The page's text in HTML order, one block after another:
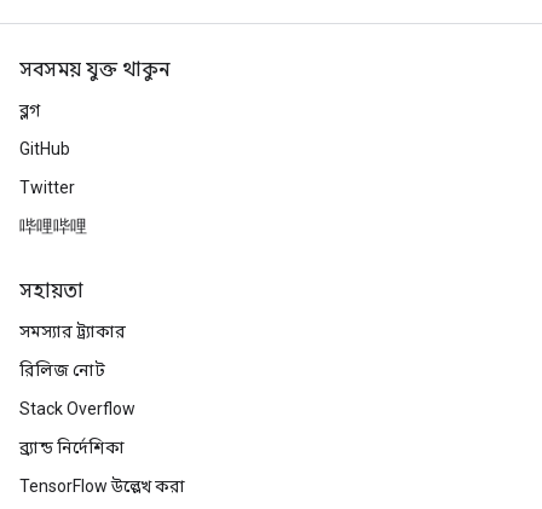
সবসময় যুক্ত থাকুন
ব্লগ
GitHub
Twitter
哔哩哔哩
সহায়তা
সমস্যার ট্র্যাকার
রিলিজ নোট
Stack Overflow
ব্র্যান্ড নির্দেশিকা
TensorFlow উল্লেখ করা